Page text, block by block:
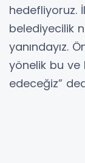
hedefliyoruz.
belediyecilik
yanındayız.
yönelik bu ve
edeceğiz”